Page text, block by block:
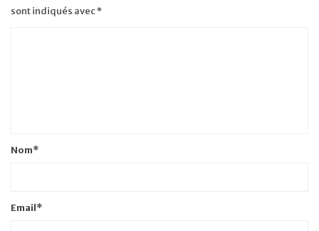
sont indiqués avec*
Nom*
Email*